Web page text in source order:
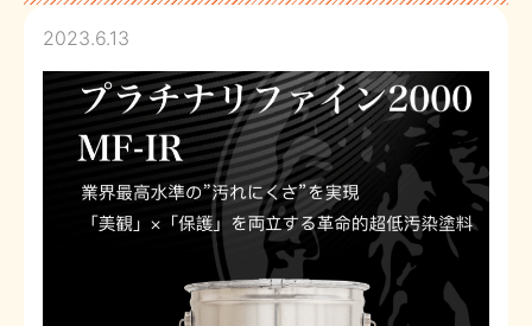
2023.6.13